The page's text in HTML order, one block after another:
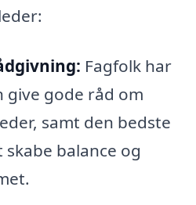
Fagfolk har
give gode råd om
samt den bedste
balance og